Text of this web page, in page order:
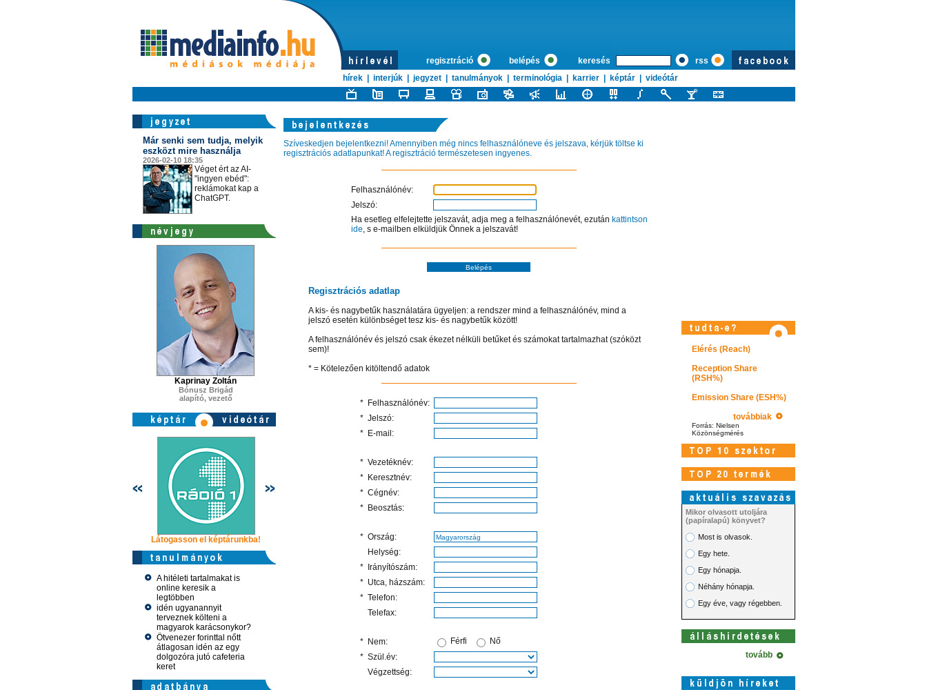
regisztráció belépés keresés
rss
hírek
interjúk jegyzet tanulmányok terminológia karrier képtár videótár
Már senki sem tudja, melyik
eszközt mire használja
2026-02-10 18:35
Véget ért az AI-
"ingyen ebéd":
reklámokat kap a
ChatGPT.
Kaprinay Zoltán
Bónusz Brigád
alapító, vezető
Látogasson el képtárunkba! Látogasson el képtárunkba! Látogasson el képtárunkba! Látogasson el képtárunkba! Látogasson el képtárunkba!
A hitéleti tartalmakat is
online keresik a
legtöbben
idén ugyanannyit
terveznek költeni a
magyarok karácsonykor?
Ötvenezer forinttal nőtt
átlagosan idén az egy
dolgozóra jutó cafeteria
keret
Szíveskedjen bejelentkezni! Amennyiben még nincs felhasználóneve és jelszava, kérjük töltse ki
regisztrációs adatlapunkat! A regisztráció természetesen ingyenes.
Felhasználónév:
Jelszó:
Ha esetleg elfelejtette jelszavát, adja meg a felhasználónevét, ezután kattintson
ide, s e-mailben elküldjük Önnek a jelszavát!
Regisztrációs adatlap
A kis- és nagybetűk használatára ügyeljen: a rendszer mind a felhasználónév, mind a
jelszó esetén különbséget tesz kis- és nagybetűk között!
A felhasználónév és jelszó csak ékezet nélküli betűket és számokat tartalmazhat (szóközt
sem)!
* = Kötelezően kitöltendő adatok
* Felhasználónév:
* Jelszó:
* E-mail:
* Vezetéknév:
* Keresztnév:
* Cégnév:
* Beosztás:
* Ország:
Helység:
*
Irányítószám:
* Utca, házszám:
* Telefon:
Telefax:
* Nem: Férfi
Nő
* Szül.év:
Végzettség:
Elérés (Reach)
Reception Share
(RSH%)
Emission Share (ESH%)
továbbiak
Forrás: Nielsen
Közönségmérés
Mikor olvasott utoljára
(papíralapú) könyvet?
Most is olvasok.
Egy hete.
Egy hónapja.
Néhány hónapja.
Egy éve, vagy régebben.
tovább